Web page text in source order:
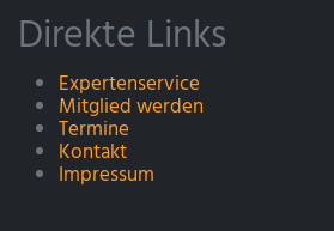
Direkte Links
Expertenservice
Mitglied werden
Termine
Kontakt
Impressum